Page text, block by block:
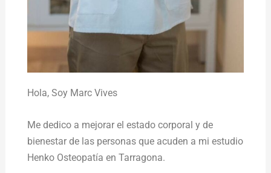
Hola,Soy Marc Vives
Me dedico a mejorar el estado corporal y de
bienestar de las personas que acuden a mi estudio
Henko Osteopatía en Tarragona.